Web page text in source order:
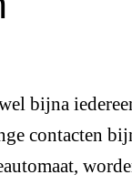
bijna
contacten